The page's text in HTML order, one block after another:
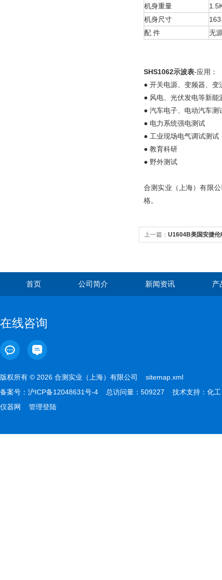
机身重量
机身尺寸
配 件
无
SHS1062示波表-应用：
● 开关电源、变频器、
● 风电、光伏发电等新能
● 汽车电子、电动汽车测
● 电力系统强电测试
● 工业现场电气调试测试
● 教育科研
● 野外测试
合测实业（上海）有限
格。
上一篇： U1604B美国安捷
首页 公司简介 新闻资讯 产
在线咨询
版权所有 © 2026 合测实业（上海）有限公司 sitemap.xml
备案号： 沪ICP备12048631号-4 总访问量：509227 技术支持： 化工
仪器网
管理登陆